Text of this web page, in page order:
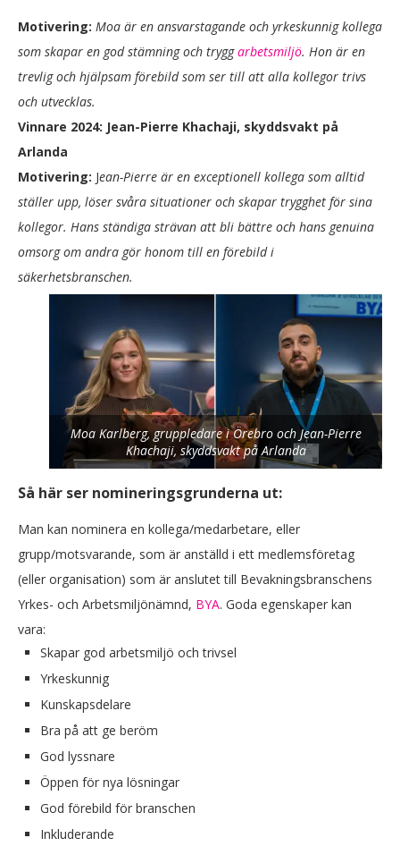
Motivering: Moa är en ansvarstagande och yrkeskunnig kollega
som skapar en god stämning och tryggarbetsmiljö. Hon är en
trevlig och hjälpsam förebild som ser till att alla kollegor trivs
och utvecklas.
Vinnare 2024: Jean-Pierre Khachaji, skyddsvakt på
Arlanda
Motivering: Jean-Pierre är en exceptionell kollega som alltid
ställer upp, löser svåra situationer och skapar trygghet för sina
kollegor. Hans ständiga strävan att bli bättre och hans genuina
omsorg om andra gör honom till en förebild i
säkerhetsbranschen.
Moa Karlberg, gruppledare i Örebro och Jean-Pierre
Khachaji, skyddsvakt på Arlanda
Så här ser nomineringsgrunderna ut:
Man kan nominera en kollega/medarbetare, eller
grupp/motsvarande, som är anställd i ett medlemsföretag
(eller organisation) som är anslutet till Bevakningsbranschens
Yrkes- och Arbetsmiljönämnd, BYA. Goda egenskaper kan
vara:
Skapar god arbetsmiljö och trivsel
Yrkeskunnig
Kunskapsdelare
Bra på att ge beröm
God lyssnare
Öppen för nya lösningar
God förebild för branschen
Inkluderande